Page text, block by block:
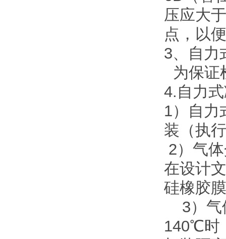
压应大
点，以
3、自力
为保证
4.自力
1）自力
装（执
2）气
在设计
硅橡胶
3）气
140℃时